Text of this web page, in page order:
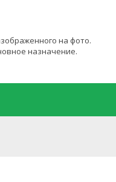
на фото.
назначение.